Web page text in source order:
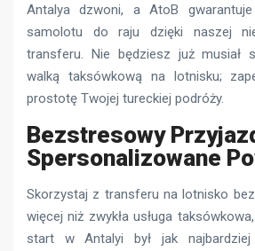
Antalya dzwoni, a AtoB
samolotu do raju dzięki naszej
transferu. Nie będziesz już musiał
walką taksówkową na lotnisku;
prostotę Twojej tureckiej podróży.
Bezstresowy
Spersonalizowane
Skorzystaj z transferu na lotnisko
więcej niż zwykła usługa
start w Antalyi był jak najbardziej